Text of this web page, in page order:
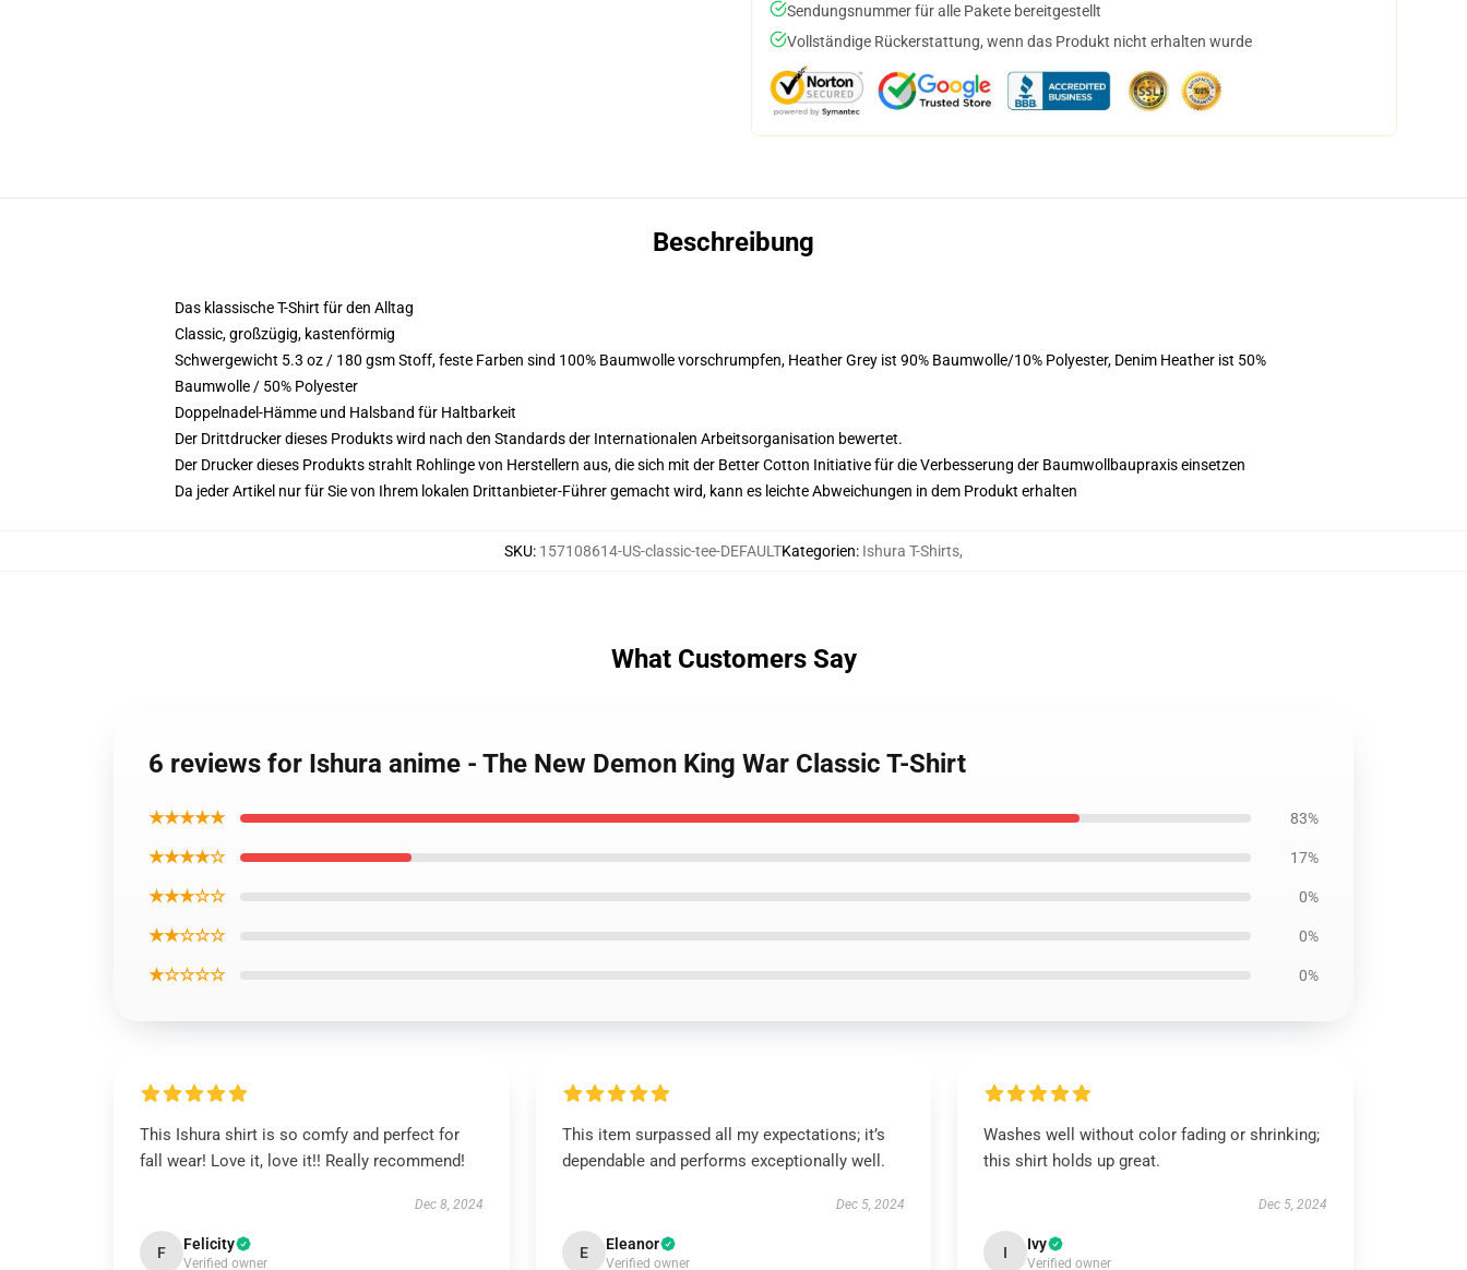
Sendungsnummer für alle Pakete bereitgestellt
Vollständige Rückerstattung, wenn das Produkt nicht erhalten wurde
Beschreibung
Das klassische T-Shirt für den Alltag
Classic, großzügig, kastenförmig
Schwergewicht 5.3 oz / 180 gsm Stoff, feste Farben sind 100% Baumwolle vorschrumpfen, Heather Grey ist 90% Baumwolle/10% Polyester, Denim Heather ist 50%
Baumwolle / 50% Polyester
Doppelnadel-Hämme und Halsband für Haltbarkeit
Der Drittdrucker dieses Produkts wird nach den Standards der Internationalen Arbeitsorganisation bewertet.
Der Drucker dieses Produkts strahlt Rohlinge von Herstellern aus, die sich mit der Better Cotton Initiative für die Verbesserung der Baumwollbaupraxis einsetzen
Da jeder Artikel nur für Sie von Ihrem lokalen Drittanbieter-Führer gemacht wird, kann es leichte Abweichungen in dem Produkt erhalten
SKU: 157108614-US-classic-tee-DEFAULTKategorien: Ishura T-Shirts,
What Customers Say
6 reviews for Ishura anime - The New Demon King War Classic T-Shirt
★★★★★ 83%
★★★★☆ 17%
★★★☆☆ 0%
★★☆☆☆ 0%
★☆☆☆☆ 0%
This Ishura shirt is so comfy and perfect for
fall wear! Love it, love it!! Really recommend!
Dec 8, 2024
F Felicity
Verified owner
This item surpassed all my expectations; it’s
dependable and performs exceptionally well.
Dec 5, 2024
E Eleanor
Verified owner
Washes well without color fading or shrinking;
this shirt holds up great.
Dec 5, 2024
I Ivy
Verified owner